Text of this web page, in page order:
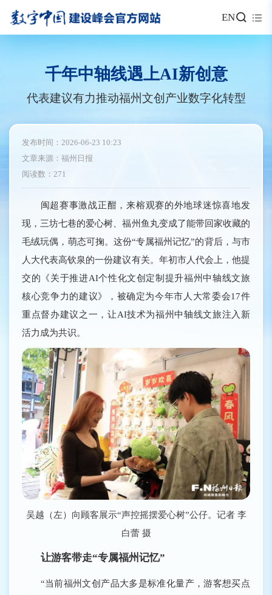
EN
千年中轴线遇上AI新创意
代表建议有力推动福州文创产业数字化转型
发布时间：2026-06-23 10:23
文章来源：福州日报
阅读数：271
闽超赛事激战正酣，来榕观赛的外地球迷惊喜地发
现，三坊七巷的爱心树、福州鱼丸变成了能带回家收藏的
毛绒玩偶，萌态可掬。这份“专属福州记忆”的背后，与市
人大代表高钦泉的一份建议有关。年初市人代会上，他提
交的《关于推进AI个性化文创定制提升福州中轴线文旅
核心竞争力的建议》，被确定为今年市人大常委会17件
重点督办建议之一，让AI技术为福州中轴线文旅注入新
活力成为共识。
吴越（左）向顾客展示“声控摇摆爱心树”公仔。记者 李
白蕾 摄
让游客带走“专属福州记忆”
“当前福州文创产品大多是标准化量产，游客想买点